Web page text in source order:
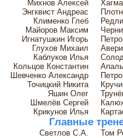
Михнов Алексей
Энгквист Андреас
Клименко Глеб
Майоров Максим
Игнатушкин Игорь
Глухов Михаил
Каблуков Илья
Кольцов Константин
Шевченко Александр
Точицкий Никита
Яшин Олег
Шмелёв Сергей
Крикунов Илья
Главные
Светлов С.А. Том